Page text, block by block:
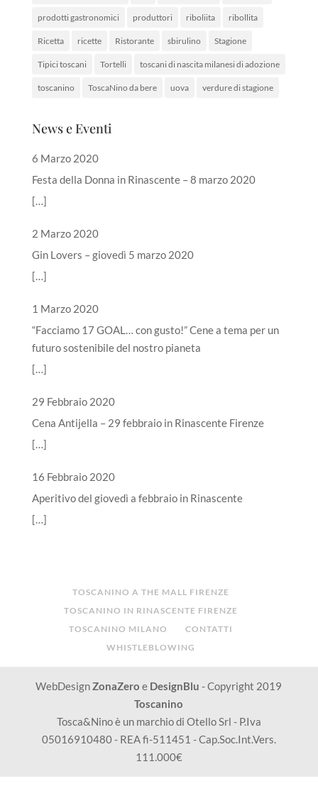
prodotti gastronomici produttori riboliita ribollita
Ricetta ricette Ristorante sbirulino Stagione
Tipici toscani Tortelli toscani di nascita milanesi di adozione
toscanino ToscaNino da bere uova verdure di stagione
News e Eventi
6 Marzo 2020
Festa della Donna in Rinascente – 8 marzo 2020
[…]
2 Marzo 2020
Gin Lovers – giovedì 5 marzo 2020
[…]
1 Marzo 2020
“Facciamo 17 GOAL… con gusto!” Cene a tema per un
futuro sostenibile del nostro pianeta
[…]
29 Febbraio 2020
Cena Antijella – 29 febbraio in Rinascente Firenze
[…]
16 Febbraio 2020
Aperitivo del giovedì a febbraio in Rinascente
[…]
TOSCANINO A THE MALL FIRENZE
TOSCANINO IN RINASCENTE FIRENZE
TOSCANINO MILANO
CONTATTI
WHISTLEBLOWING
WebDesignZonaZero e DesignBlu - Copyright 2019
Toscanino
Tosca&Nino è un marchio di Otello Srl - P.Iva
05016910480 - REA fi-511451 - Cap.Soc.Int.Vers.
111.000€